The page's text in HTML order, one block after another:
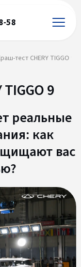
58
тест CHERY TIGGO 9
9
реальные
как
вас